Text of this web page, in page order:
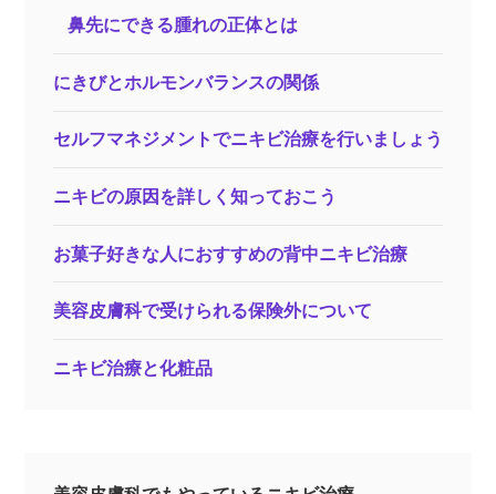
鼻先にできる腫れの正体とは
にきびとホルモンバランスの関係
セルフマネジメントでニキビ治療を行いましょう
ニキビの原因を詳しく知っておこう
お菓子好きな人におすすめの背中ニキビ治療
美容皮膚科で受けられる保険外について
ニキビ治療と化粧品